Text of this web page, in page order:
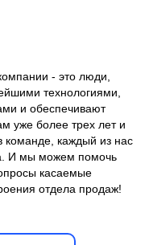
- это люди,
технологиями,
и обеспечивают
уже более трех лет и
команде, каждый из нас
И мы можем помочь
касаемые
отдела продаж!